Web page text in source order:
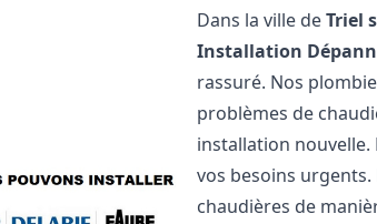
Dans la ville deTriel
Installation
rassuré. Nos
problèmes de
installation nouvelle.
vos besoins
chaudières de